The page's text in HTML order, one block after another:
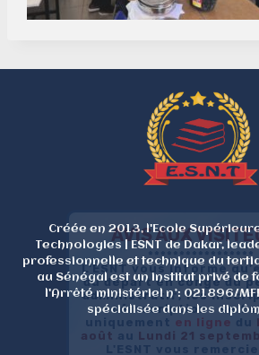
Créée en 2013, l'Ecole
Technologies | ESNT de Dakar,
professionnelle et technique du
au Sénégal est un institut privé de
l'Arrêté ministériel n°: 021896/
spécialisée dans les
AVIS AUX
*****************
L'ESNT vous informe
du départ en congé du
administratif, les
réinscriptions se
uniquement en ligne du
août
au Lundi 21
L'ESNT vous